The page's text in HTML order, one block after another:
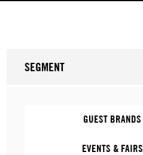
SEGMENT
GUEST BRANDS
EVENTS & FAIRS